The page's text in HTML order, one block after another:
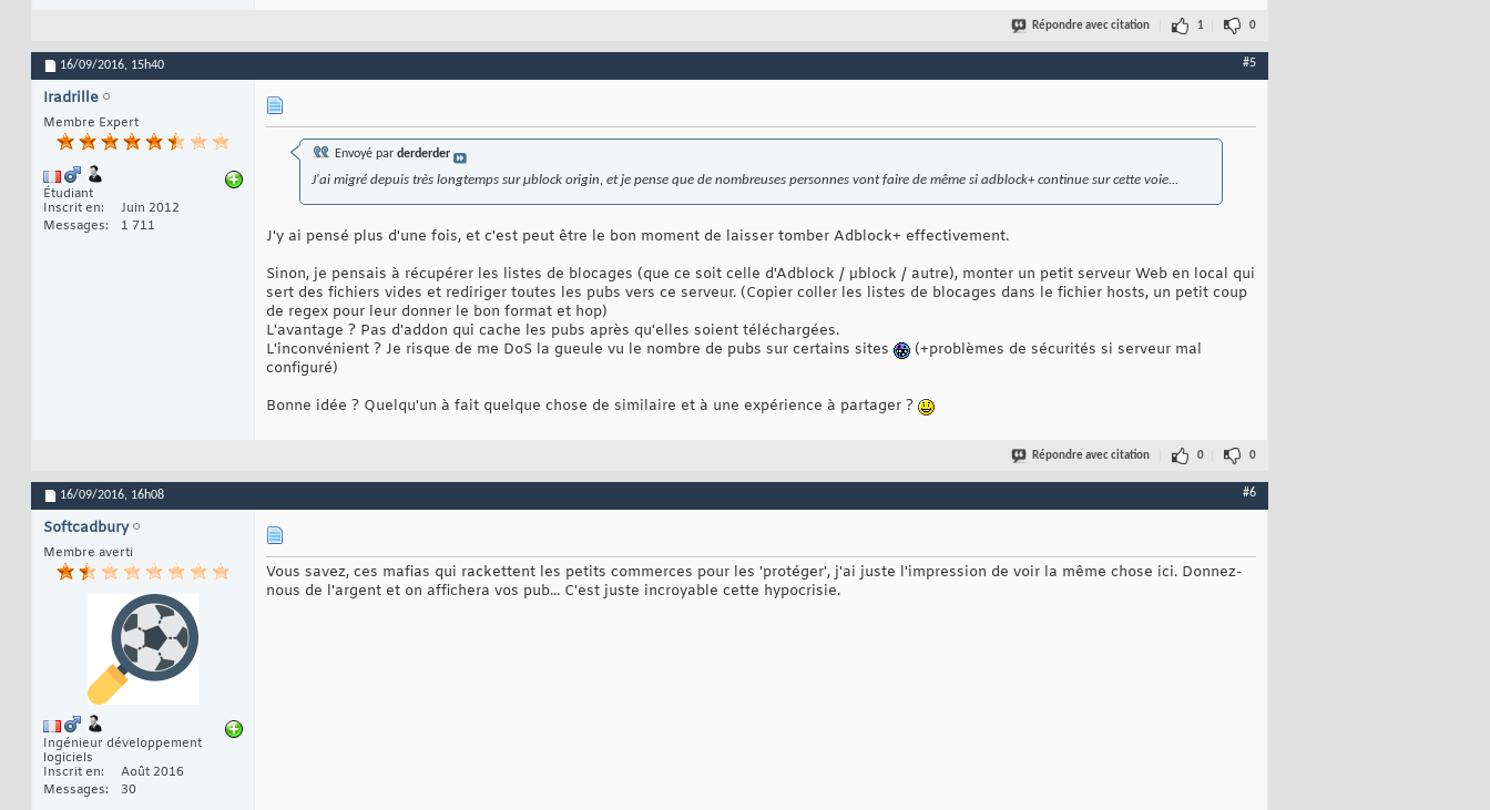
Répondre avec citation 1 0
16/09/2016, 15h40 #5
Iradrille
Membre Expert
Étudiant
Inscrit en
Juin 2012
Messages
1 711
Envoyé par derderder
J'ai migré depuis très longtemps sur μblock origin, et je pense que de nombreuses personnes vont faire de même si adblock+ continue sur cette voie...
J'y ai pensé plus d'une fois, et c'est peut être le bon moment de laisser tomber Adblock+ effectivement.
Sinon, je pensais à récupérer les listes de blocages (que ce soit celle d'Adblock / µblock / autre), monter un petit serveur Web en local qui
sert des fichiers vides et rediriger toutes les pubs vers ce serveur. (Copier coller les listes de blocages dans le fichier hosts, un petit coup
de regex pour leur donner le bon format et hop)
L'avantage ? Pas d'addon qui cache les pubs après qu'elles soient téléchargées.
L'inconvénient ? Je risque de me DoS la gueule vu le nombre de pubs sur certains sites
(+problèmes de sécurités si serveur mal
configuré)
Bonne idée ? Quelqu'un à fait quelque chose de similaire et à une expérience à partager ?
Répondre avec citation 0 0
16/09/2016, 16h08 #6
Softcadbury
Membre averti
Ingénieur développement
logiciels
Inscrit en
Août 2016
Messages
30
Vous savez, ces mafias qui rackettent les petits commerces pour les 'protéger', j'ai juste l'impression de voir la même chose ici. Donnez-
nous de l'argent et on affichera vos pub... C'est juste incroyable cette hypocrisie.